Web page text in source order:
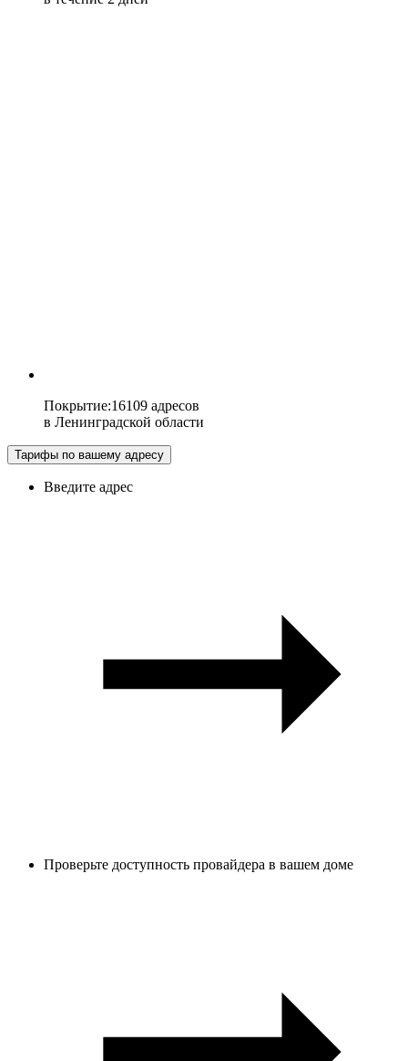
Покрытие:16109 адресов
в Ленинградской области
Тарифы по вашему адресу
Введите адрес
Проверьте доступность провайдера в вашем доме